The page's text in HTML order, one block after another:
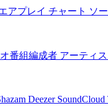
アプレイ チャート ソ
番組編成者 アーティス
Deezer SoundCloud